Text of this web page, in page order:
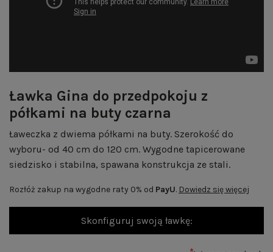
Ławka Gina do przedpokoju z
półkami na buty czarna
Ławeczka z dwiema półkami na buty. Szerokość do
wyboru- od 40 cm do 120 cm. Wygodne tapicerowane
siedzisko i stabilna, spawana konstrukcja ze stali.
Rozłóż zakup na wygodne raty 0% od PayU. Dowiedz się więcej
Skonfiguruj swoją ławkę: